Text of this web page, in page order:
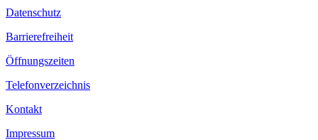
Datenschutz
Barrierefreiheit
Öffnungszeiten
Telefonverzeichnis
Kontakt
Impressum